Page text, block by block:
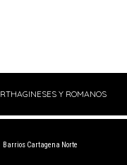
Y ROMANOS
Barrios Cartagena Norte